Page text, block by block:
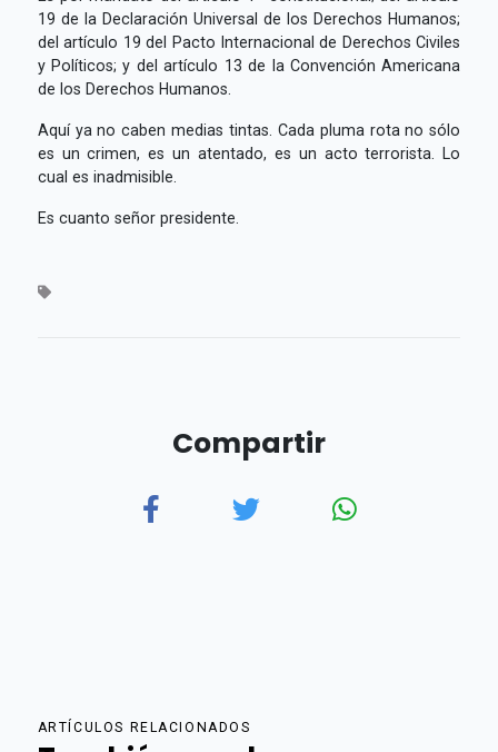
19 de la Declaración Universal de los Derechos Humanos;
del artículo 19 del Pacto Internacional de Derechos Civiles
y Políticos; y del artículo 13 de la Convención Americana
de los Derechos Humanos.
Aquí ya no caben medias tintas. Cada pluma rota no sólo
es un crimen, es un atentado, es un acto terrorista. Lo
cual es inadmisible.
Es cuanto señor presidente.
Compartir
ARTÍCULOS RELACIONADOS